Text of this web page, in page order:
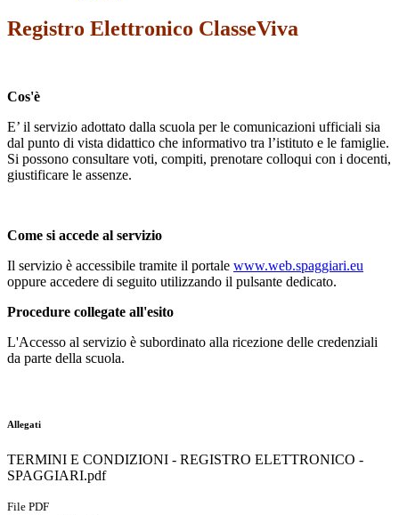
Registro Elettronico ClasseViva
Cos'è
E’ il servizio adottato dalla scuola per le comunicazioni ufficiali sia
dal punto di vista didattico che informativo tra l’istituto e le famiglie.
Si possono consultare voti, compiti, prenotare colloqui con i docenti,
giustificare le assenze.
Come si accede al servizio
Il servizio è accessibile tramite il portale www.web.spaggiari.eu
oppure accedere di seguito utilizzando il pulsante dedicato.
Procedure collegate all'esito
L'Accesso al servizio è subordinato alla ricezione delle credenziali
da parte della scuola.
Allegati
TERMINI E CONDIZIONI - REGISTRO ELETTRONICO -
SPAGGIARI.pdf
File PDF